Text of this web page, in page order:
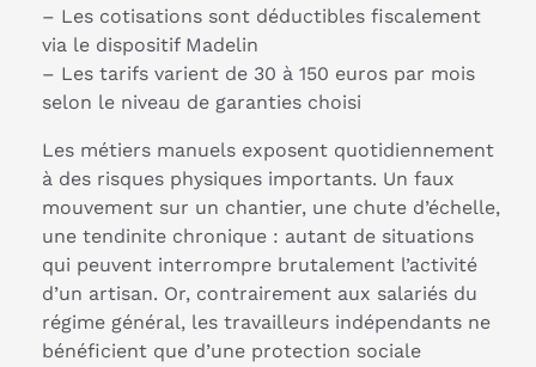
– Les cotisations sont déductibles fiscalement
via le dispositif Madelin
– Les tarifs varient de 30 à 150 euros par mois
selon le niveau de garanties choisi
Les métiers manuels exposent quotidiennement
à des risques physiques importants. Un faux
mouvement sur un chantier, une chute d’échelle,
une tendinite chronique : autant de situations
qui peuvent interrompre brutalement l’activité
d’un artisan. Or, contrairement aux salariés du
régime général, les travailleurs indépendants ne
bénéficient que d’une protection sociale